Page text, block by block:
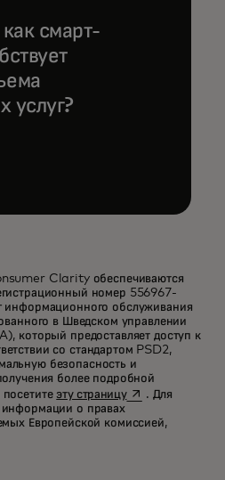
смарт-
услуг?
new tab
Clarity обеспечиваются
номер 556967-
обслуживания
в Шведском управлении
который предоставляет доступ к
со стандартом PSD2,
безопасность и
более подробной
эту страницуopens in a new
. Для
информации о правах
Европейской комиссией,
in a new tab